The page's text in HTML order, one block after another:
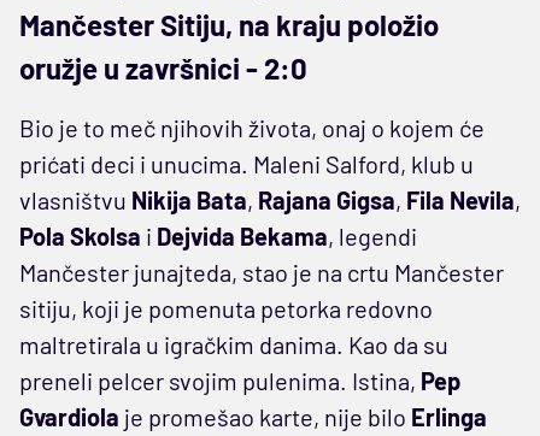
Mančester Sitiju, na kraju položio
oružje u završnici - 2:0
Bio je to meč njihovih života, onaj o kojem će
prićati deci i unucima. Maleni Salford, klub u
vlasništvu Nikija Bata, Rajana Gigsa, Fila Nevila,
Pola Skolsa i Dejvida Bekama, legendi
Mančester junajteda, stao je na crtu Mančester
sitiju, koji je pomenuta petorka redovno
maltretirala u igračkim danima. Kao da su
preneli pelcer svojim pulenima. Istina, Pep
Gvardiola je promešao karte, nije bilo Erlinga